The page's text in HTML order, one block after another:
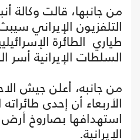
من جانبها، قالت وكالة
التلفزيون الإيراني
طياري الطائرة
السلطات الإيرانية أسر
من جانبه، أعلن جيش
الأربعاء أن إحدى
استهدافها بصاروخ
الإيرانية.